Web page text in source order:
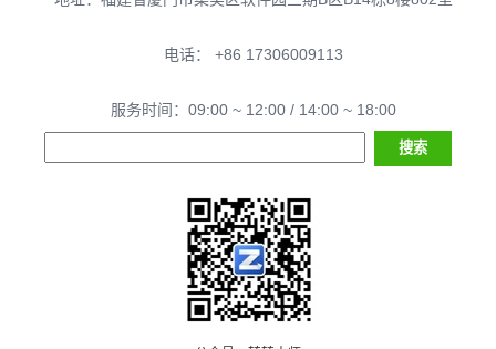
电话： +86 17306009113
服务时间：09:00 ~ 12:00 / 14:00 ~ 18:00